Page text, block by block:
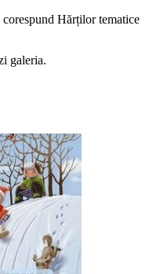
Hărților tematice
galeria.